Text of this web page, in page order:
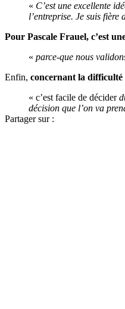
« C’est une excellente
l’entreprise. Je suis
Pour Pascale Frauel, c’est
« parce-que nous
Enfin, concernant la difficulté
« c’est facile de décider
décision que l’on va
Partager sur :